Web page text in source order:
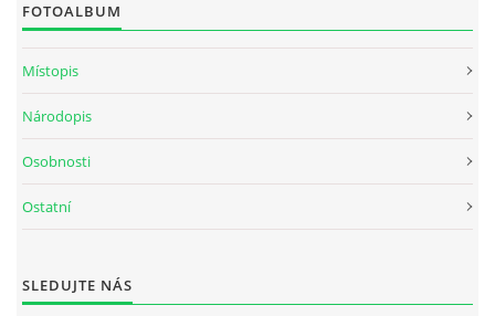
FOTOALBUM
Místopis
Národopis
Osobnosti
Ostatní
SLEDUJTE NÁS